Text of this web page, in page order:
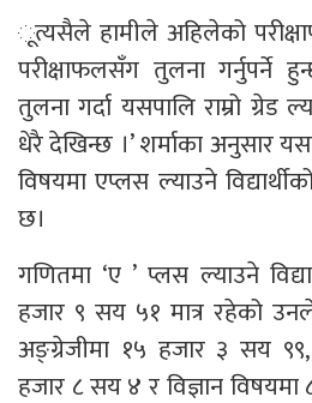
ूत्यसैले हामीले अहिलेको
परीक्षाफलसँग तुलना गर्नुपर्ने
तुलना गर्दा यसपालि राम्रो ग्रेड
धेरै देखिन्छ ।’ शर्माका अनुसार
विषयमा एप्लस ल्याउने
छ।
गणितमा ‘ए ’ प्लस ल्याउने
हजार ९ सय ५१ मात्र रहेको
अङ्ग्रेजीमा १५ हजार ३ सय ९९,
हजार ८ सय ४ र विज्ञान